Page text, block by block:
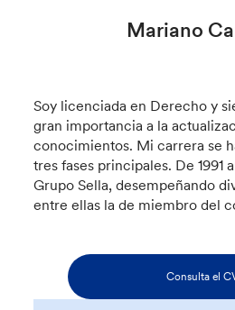
Mariano
Soy licenciada en Derecho y
gran importancia a la
conocimientos. Mi carrera se
tres fases principales. De 1991
Grupo Sella, desempeñando
entre ellas la de miembro del
Consulta el